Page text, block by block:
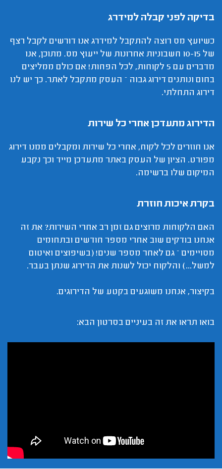
בדיקה לפני קבלה למידרג
כשיועץ מס רוצה להתקבל למידרג אנו דורשים לקבל רצף
של 10-15 חשבוניות אחרונות של ייעוץ מס. מתוכן, אנו
מדברים עם 5 לקוחות, לכל הפחות! אם כולם ממליצים
בחום ונותנים דירוג גבוה – העסק מתקבל לאתר. כך יש לנו
דירוג התחלתי.
הדירוג מתעדכן אחרי כל שירות
אנו חוזרים לכל לקוח, אחרי כל שירות ומקבלים ממנו דירוג
מפורט. הציון של העסק באתר מתעדכן מייד וכך נקבע
המיקום שלו ברשימה.
בקרת איכות חוזרת
האם הלקוחות מרוצים גם זמן רב אחרי השירות? את זה
אנחנו בודקים שוב אחרי מספר חודשים ובתחומים
מסויימים – גם לאחר מספר שנים! (בשיפוצים ואיטום
למשל...) והלקוח יכול לשנות את הדירוג שנתן בעבר.
בקיצור, אנחנו משוגעים בקטע של הדירוגים.
בואו תראו את זה בעיניים בסרטון הבא: